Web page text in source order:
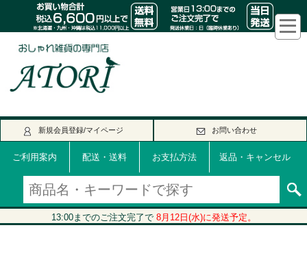
新規会員登録/マイページ お問い合わせ
ご利用案内 配送・送料 お支払方法 返品・キャンセル